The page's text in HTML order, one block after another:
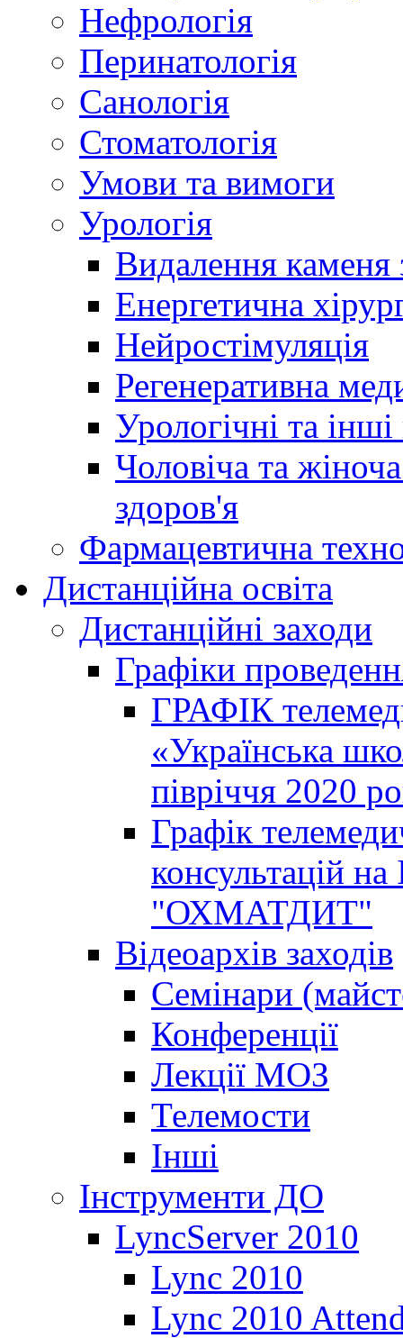
Нефрологія
Перинатологія
Санологія
Стоматологія
Умови та вимоги
Урологія
Видалення каменя
Енергетична
Нейростімуляція
Регенеративна
Урологічні та
Чоловіча та
здоров'я
Фармацевтична
Дистанційна освіта
Дистанційні заходи
Графіки
ГРАФІК
«Українська
півріччя 2020
Графік
консультацій
"ОХМАТДИТ"
Відеоархів заходів
Семінари
Конференції
Лекції МОЗ
Телемости
Інші
Інструменти ДО
LyncServer 2010
Lync 2010
Lync 2010